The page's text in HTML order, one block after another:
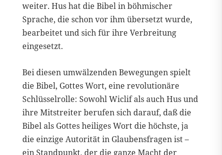
weiter. Hus hat die Bibel in böhmischer
Sprache, die schon vor ihm übersetzt wurde,
bearbeitet und sich für ihre Verbreitung
eingesetzt.
Bei diesen umwälzenden Bewegungen spielt
die Bibel, Gottes Wort, eine revolutionäre
Schlüsselrolle: Sowohl Wiclif als auch Hus und
ihre Mitstreiter berufen sich darauf, daß die
Bibel als Gottes heiliges Wort die höchste, ja
die einzige Autorität in Glaubensfragen ist –
ein Standpunkt, der die ganze Macht der